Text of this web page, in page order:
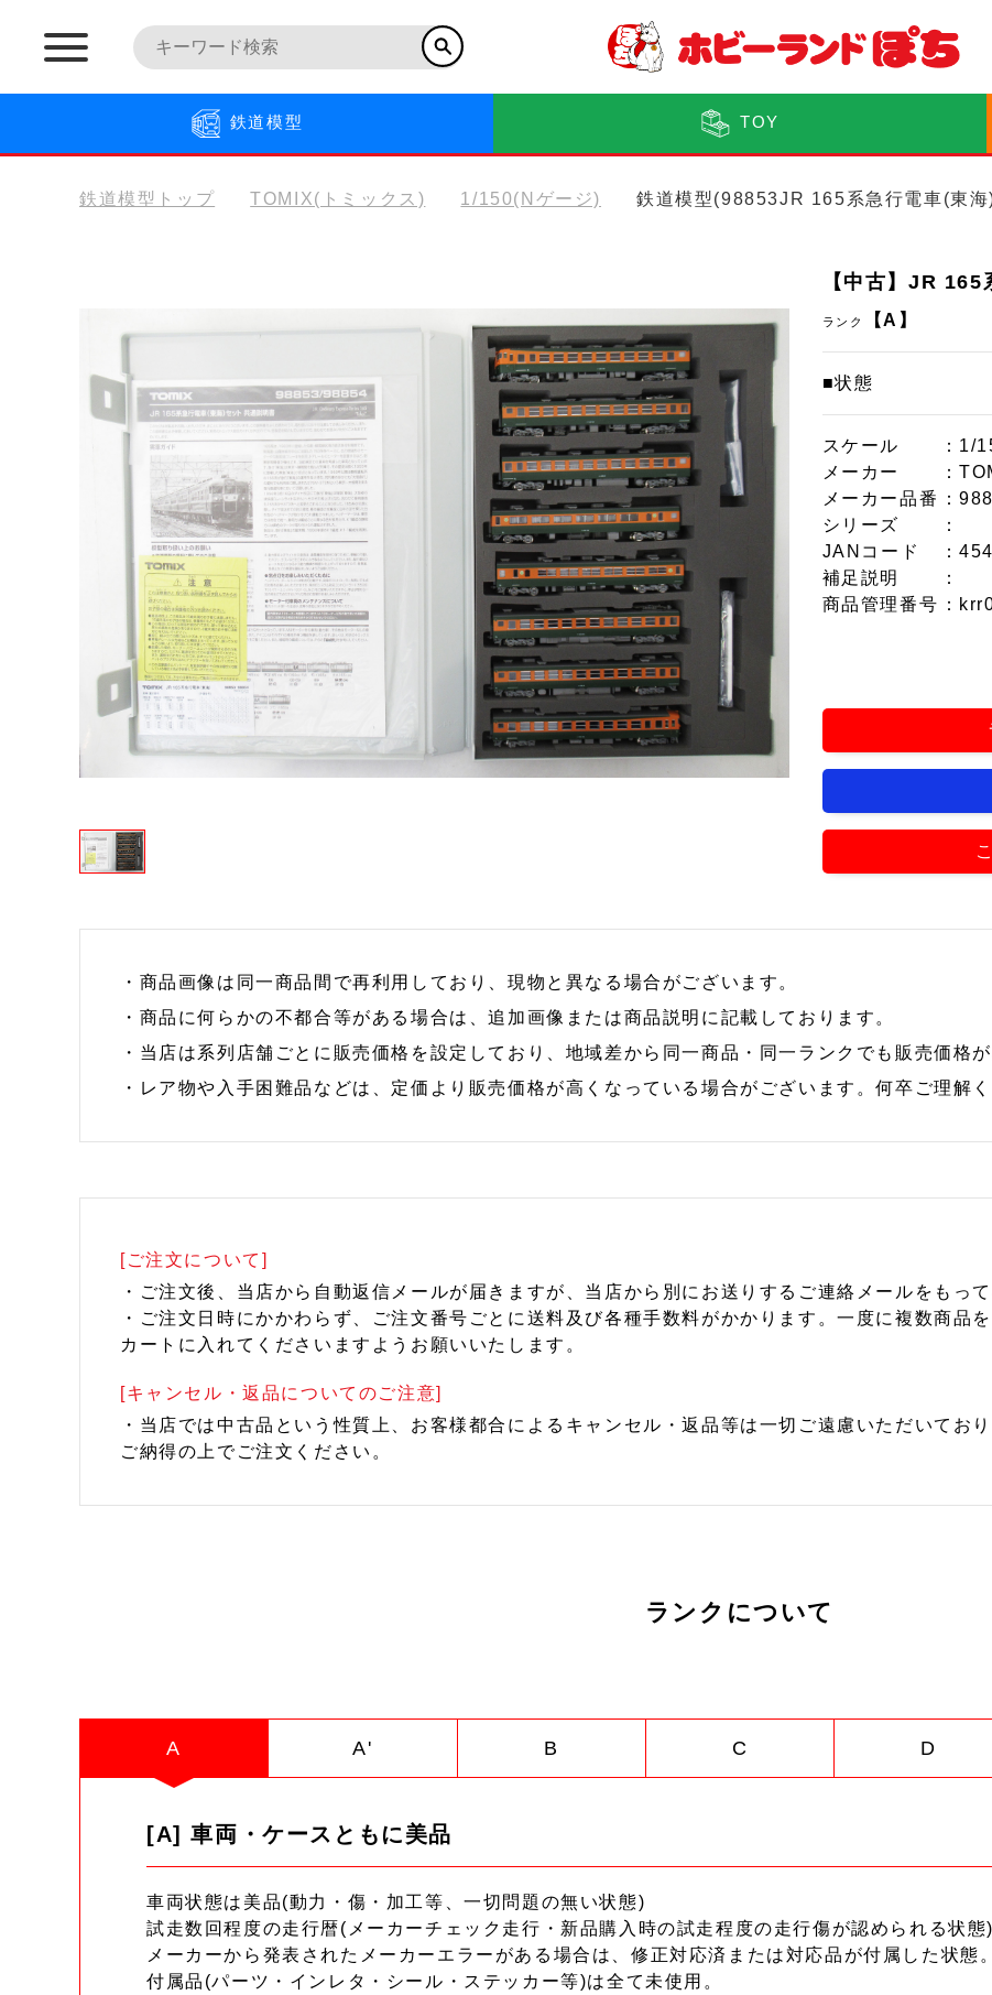
鉄道模型 TOY
鉄道模型トップ TOMIX(トミックス) 1/150(Nゲージ) 鉄道模型(98853JR 165系急行電車(東
【中古】JR
ランク 【A】
■状態
スケール
：1/
メーカー
：
メーカー品番
：
シリーズ
：
JANコード
：
補足説明
：
商品管理番号 ：
・商品画像は同一商品間で再利用しており、現物と異なる場合がございます。
・商品に何らかの不都合等がある場合は、追加画像または商品説明に記載しております。
・当店は系列店舗ごとに販売価格を設定しており、地域差から同一商品・同一ランクでも販売価格
・レア物や入手困難品などは、定価より販売価格が高くなっている場合がございます。何卒ご理解く
[ご注文について]
・ご注文後、当店から自動返信メールが届きますが、当店から別にお送りするご連絡メールをもっ
・ご注文日時にかかわらず、ご注文番号ごとに送料及び各種手数料がかかります。一度に複数商品
カートに入れてくださいますようお願いいたします。
[キャンセル・返品についてのご注意]
・当店では中古品という性質上、お客様都合によるキャンセル・返品等は一切ご遠慮いただいてお
ご納得の上でご注文ください。
ランクについて
A A' B C D
[A] 車両・ケースともに美品
車両状態は美品(動力・傷・加工等、一切問題の無い状態)
試走数回程度の走行暦(メーカーチェック走行・新品購入時の試走程度の走行傷が認められる状態)
メーカーから発表されたメーカーエラーがある場合は、修正対応済または対応品が付属した状態。
付属品(パーツ・インレタ・シール・ステッカー等)は全て未使用。